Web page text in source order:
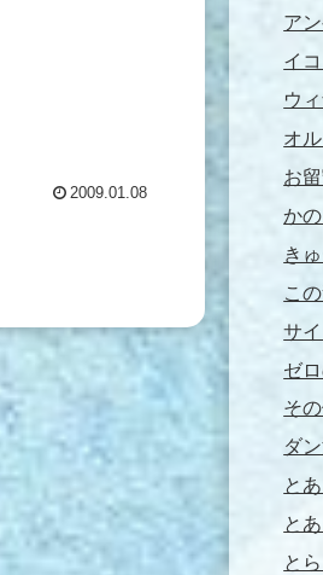
2009.01.08
ア
イ
ウ
オ
お
か
き
こ
サ
ゼ
そ
ダ
と
と
と